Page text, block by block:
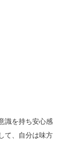
識を持ち安心感
て、自分は味方